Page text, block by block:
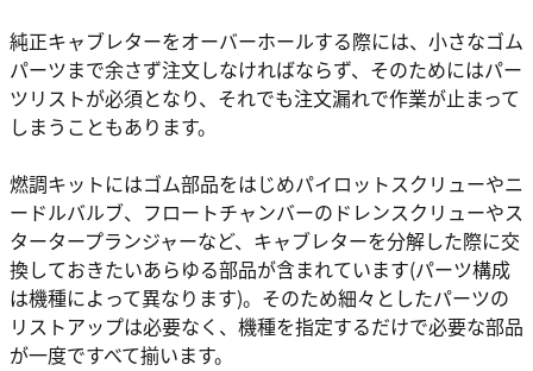
純正キャブレターをオーバーホールする際には、小さなゴム
パーツまで余さず注文しなければならず、そのためにはパー
ツリストが必須となり、それでも注文漏れで作業が止まって
しまうこともあります。
燃調キットにはゴム部品をはじめパイロットスクリューやニ
ードルバルブ、フロートチャンバーのドレンスクリューやス
タータープランジャーなど、キャブレターを分解した際に交
換しておきたいあらゆる部品が含まれています(パーツ構成
は機種によって異なります)。そのため細々としたパーツの
リストアップは必要なく、機種を指定するだけで必要な部品
が一度ですべて揃います。